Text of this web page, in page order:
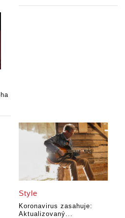
Style
Koronavirus zasahuje:
Aktualizovaný...